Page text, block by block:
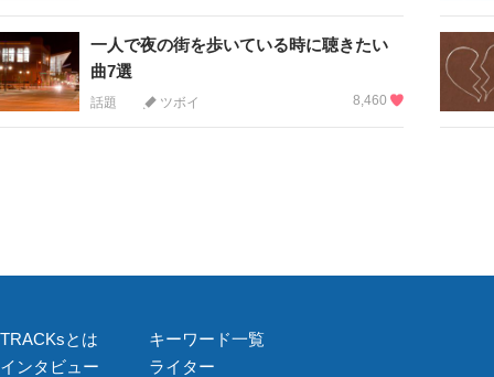
一人で夜の街を歩いている時に聴きたい
曲7選
話題 ツボイ 8,460
TRACKsとは
インタビュー
キーワード一覧
ライター